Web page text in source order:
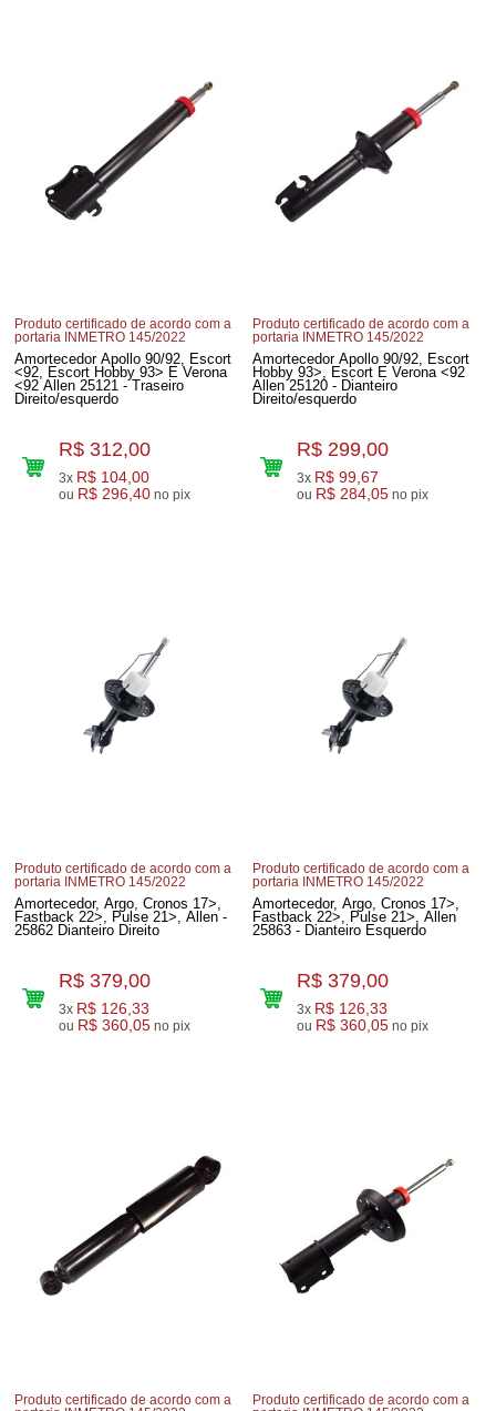
Produto certificado de acordo com a
portaria INMETRO 145/2022
Amortecedor Apollo 90/92, Escort
<92, Escort Hobby 93> E Verona
<92 Allen 25121 - Traseiro
Direito/esquerdo
R$ 312,00
3x R$ 104,00
ou R$ 296,40 no pix
Produto certificado de acordo com a
portaria INMETRO 145/2022
Amortecedor Apollo 90/92, Escort
Hobby 93>, Escort E Verona <92
Allen 25120 - Dianteiro
Direito/esquerdo
R$ 299,00
3x R$ 99,67
ou R$ 284,05 no pix
Produto certificado de acordo com a
portaria INMETRO 145/2022
Amortecedor, Argo, Cronos 17>,
Fastback 22>, Pulse 21>, Allen -
25862 Dianteiro Direito
R$ 379,00
3x R$ 126,33
ou R$ 360,05 no pix
Produto certificado de acordo com a
portaria INMETRO 145/2022
Amortecedor, Argo, Cronos 17>,
Fastback 22>, Pulse 21>, Allen
25863 - Dianteiro Esquerdo
R$ 379,00
3x R$ 126,33
ou R$ 360,05 no pix
Produto certificado de acordo com a
Produto certificado de acordo com a